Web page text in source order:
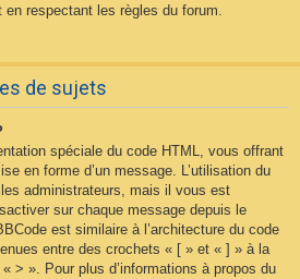
respectant les règles du forum.
de sujets
spéciale du code HTML, vous offrant
en forme d’un message. L’utilisation du
administrateurs, mais il vous est
sur chaque message depuis le
est similaire à l’architecture du code
entre des crochets « [ » et « ] » à la
> ». Pour plus d’informations à propos du